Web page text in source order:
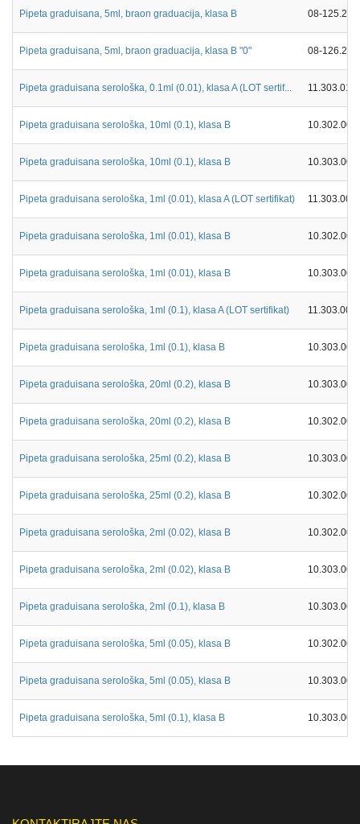
Pipeta graduisana, 5ml, braon graduacija, klasa B 08-
Pipeta graduisana, 5ml, braon graduacija, klasa B "0" 08-
Pipeta graduisana serološka, 0.1ml (0.01), klasa A (LOT sertif...
Pipeta graduisana serološka, 10ml (0.1), klasa B
Pipeta graduisana serološka, 10ml (0.1), klasa B
Pipeta graduisana serološka, 1ml (0.01), klasa A (LOT sertifikat)
Pipeta graduisana serološka, 1ml (0.01), klasa B
Pipeta graduisana serološka, 1ml (0.01), klasa B
Pipeta graduisana serološka, 1ml (0.1), klasa A (LOT sertifikat)
Pipeta graduisana serološka, 1ml (0.1), klasa B
Pipeta graduisana serološka, 20ml (0.2), klasa B
Pipeta graduisana serološka, 20ml (0.2), klasa B
Pipeta graduisana serološka, 25ml (0.2), klasa B
Pipeta graduisana serološka, 25ml (0.2), klasa B
Pipeta graduisana serološka, 2ml (0.02), klasa B
Pipeta graduisana serološka, 2ml (0.02), klasa B
Pipeta graduisana serološka, 2ml (0.1), klasa B
Pipeta graduisana serološka, 5ml (0.05), klasa B
Pipeta graduisana serološka, 5ml (0.05), klasa B
Pipeta graduisana serološka, 5ml (0.1), klasa B